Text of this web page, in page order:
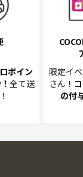
ポイン
全て送
限定イ
さん！
の付